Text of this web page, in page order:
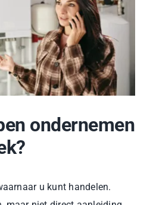
ondernemen
u kunt handelen.